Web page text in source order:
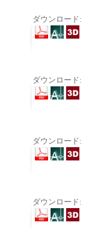
ダウンロード:
ダウンロード:
ダウンロード:
ダウンロード: